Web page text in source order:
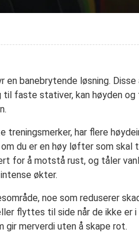
en banebrytende løsning.
faste stativer, kan høyden og
treningsmerker, har flere
du er en høy løfter som skal
for å motstå rust, og tåler
økter.
noe som reduserer
flyttes til side når de ikke er i
gir merverdi uten å skape rot.